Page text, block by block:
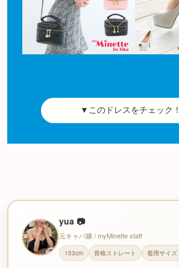
▼このドレスをチェック
yua 📷
元キャバ嬢 / myMinette staff
153cm 骨格ストレート 着用サイズ